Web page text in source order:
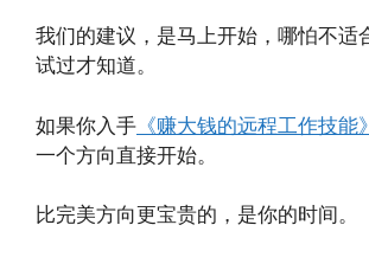
我们的建议，是马上开始，哪怕不适
试过才知道。
如果你入手 《赚大钱的远程工作技能》
一个方向直接开始。
比完美方向更宝贵的，是你的时间。